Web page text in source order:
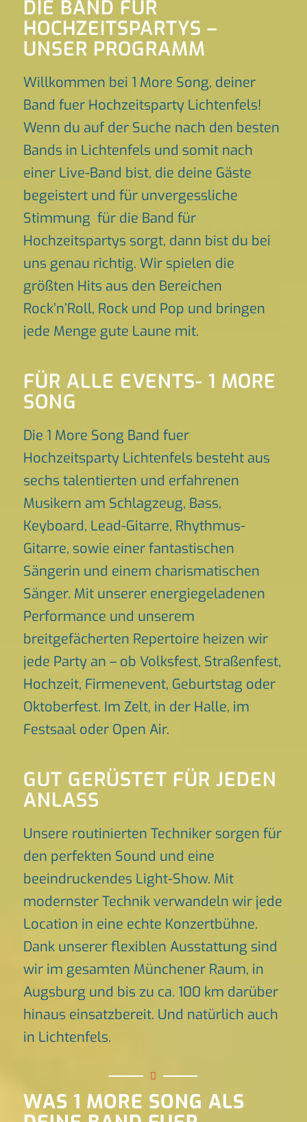
DIE BAND FÜR
HOCHZEITSPARTYS –
UNSER PROGRAMM
Willkommen bei 1 More Song, deiner
Band fuer Hochzeitsparty Lichtenfels!
Wenn du auf der Suche nach den besten
Bands in Lichtenfels und somit nach
einer Live-Band bist, die deine Gäste
begeistert und für unvergessliche
Stimmung für die Band für
Hochzeitspartys sorgt, dann bist du bei
uns genau richtig. Wir spielen die
größten Hits aus den Bereichen
Rock’n’Roll, Rock und Pop und bringen
jede Menge gute Laune mit.
FÜR ALLE EVENTS- 1 MORE
SONG
Die 1 More Song Band fuer
Hochzeitsparty Lichtenfels besteht aus
sechs talentierten und erfahrenen
Musikern am Schlagzeug, Bass,
Keyboard, Lead-Gitarre, Rhythmus-
Gitarre, sowie einer fantastischen
Sängerin und einem charismatischen
Sänger. Mit unserer energiegeladenen
Performance und unserem
breitgefächerten Repertoire heizen wir
jede Party an – ob Volksfest, Straßenfest,
Hochzeit, Firmenevent, Geburtstag oder
Oktoberfest. Im Zelt, in der Halle, im
Festsaal oder Open Air.
GUT GERÜSTET FÜR JEDEN
ANLASS
Unsere routinierten Techniker sorgen für
den perfekten Sound und eine
beeindruckendes Light-Show. Mit
modernster Technik verwandeln wir jede
Location in eine echte Konzertbühne.
Dank unserer flexiblen Ausstattung sind
wir im gesamten Münchener Raum, in
Augsburg und bis zu ca. 100 km darüber
hinaus einsatzbereit. Und natürlich auch
in Lichtenfels.
WAS 1 MORE SONG ALS